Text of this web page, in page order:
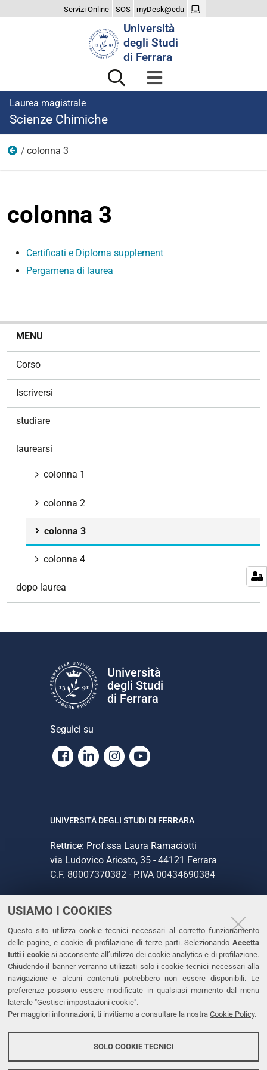
USIAMO I COOKIES
Questo sito utilizza cookie tecnici necessari al corretto funzionamento
delle pagine, e cookie di profilazione di terze parti. Selezionando Accetta
tutti i cookiesi acconsente all’utilizzo dei cookie analytics e di profilazione.
Chiudendo il banner verranno utilizzati solo i cookie tecnici necessari alla
navigazione e alcuni contenuti potrebbero non essere disponibili. Le
preferenze possono essere modificate in qualsiasi momento dal menu
laterale "Gestisci impostazioni cookie".
Per maggiori informazioni, ti invitiamo a consultare la nostra Cookie Policy.
SOLO COOKIE TECNICI
Servizi Online SOS myDesk@edu
Università
degli Studi
di Ferrara
Laurea magistrale
Scienze Chimiche
laurearsi
colonna 3
colonna 3
Certificati e Diploma supplement
Pergamena di laurea
MENU
Corso
Iscriversi
studiare
laurearsi
colonna 1
colonna 2
colonna 3
colonna 4
dopo laurea
Università
degli Studi
di Ferrara
Seguici su
Facebook
LinkedinInstagram
Youtube
UNIVERSITÀ DEGLI STUDI DI FERRARA
Rettrice: Prof.ssa Laura Ramaciotti
via Ludovico Ariosto, 35 - 44121 Ferrara
C.F. 80007370382 - P.IVA 00434690384
CONTATTI
Tel. +39 0532 293111
Fax. +39 0532 293031
PEC
LINKS
Dichiarazione di accessibilità
Protezione dati personali